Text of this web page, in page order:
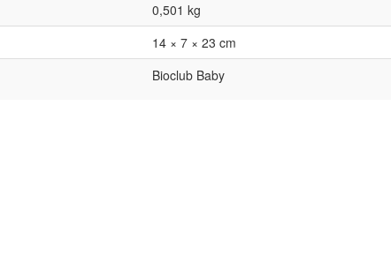
0,501 kg
14 × 7 × 23 cm
Bioclub Baby